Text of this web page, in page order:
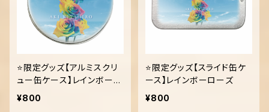
⭐️限定グッズ【アルミスクリ
ュー缶ケース】レインボーロ
ーズ
¥800
⭐️限定グッズ【スライド缶ケ
ース】レインボーローズ
¥800